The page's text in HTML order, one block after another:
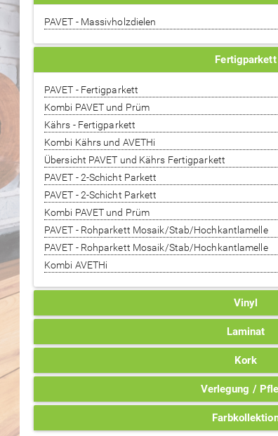
PAVET - Massivholzdielen
Fertigparkett
PAVET - Fertigparkett
Kombi PAVET und Prüm
Kährs - Fertigparkett
Kombi Kährs und AVETHi
Übersicht PAVET und Kährs Fertigparkett
PAVET - 2-Schicht Parkett
PAVET - 2-Schicht Parkett
Kombi PAVET und Prüm
PAVET - Rohparkett Mosaik/Stab/Hochkantlamelle
PAVET - Rohparkett Mosaik/Stab/Hochkantlamelle
Kombi AVETHi
Vinyl
Laminat
Kork
Verlegung /